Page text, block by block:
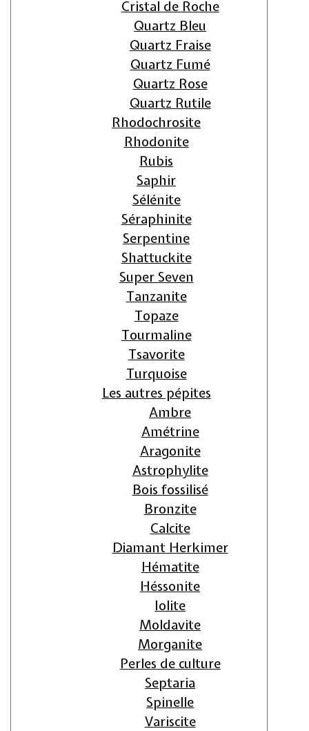
Cristal de Roche
Quartz Bleu
Quartz Fraise
Quartz Fumé
Quartz Rose
Quartz Rutile
Rhodochrosite
Rhodonite
Rubis
Saphir
Sélénite
Séraphinite
Serpentine
Shattuckite
Super Seven
Tanzanite
Topaze
Tourmaline
Tsavorite
Turquoise
Les autres pépites
Ambre
Amétrine
Aragonite
Astrophylite
Bois fossilisé
Bronzite
Calcite
Diamant Herkimer
Hématite
Héssonite
Iolite
Moldavite
Morganite
Perles de culture
Septaria
Spinelle
Variscite